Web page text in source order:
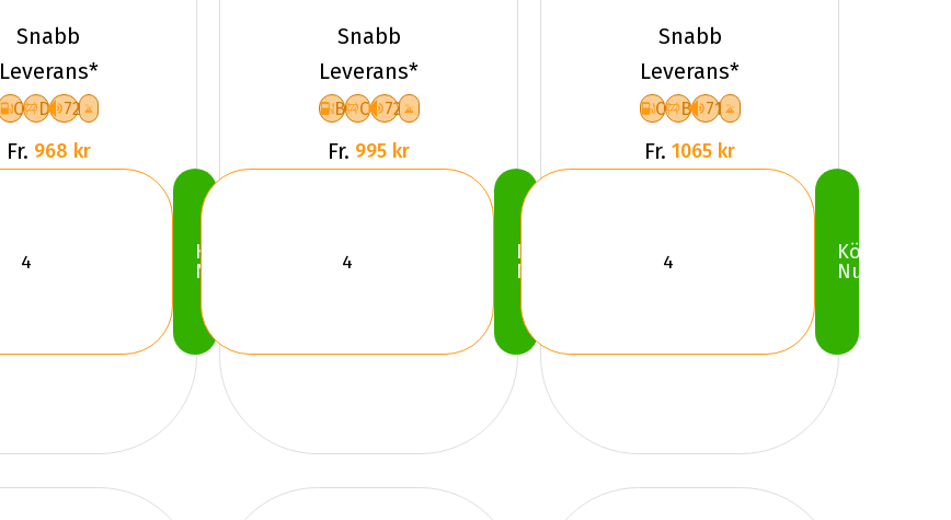
PL02 XL
Friktion
2026
Snabb
Leverans*
C D 72
Fr. 968 kr
Köp
Nu
SNOW-H
MSL01 XL
Fr
Snabb
Leverans*
B C 72
Fr. 995 kr
Köp
Nu
BLAZER
ALPINE
Snabb
Leverans*
C B 71
Fr. 1065 kr
Köp
Nu